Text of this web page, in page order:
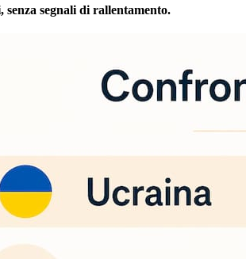
segnali di rallentamento.